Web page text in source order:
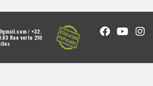
/ +32.
Rue verte 210